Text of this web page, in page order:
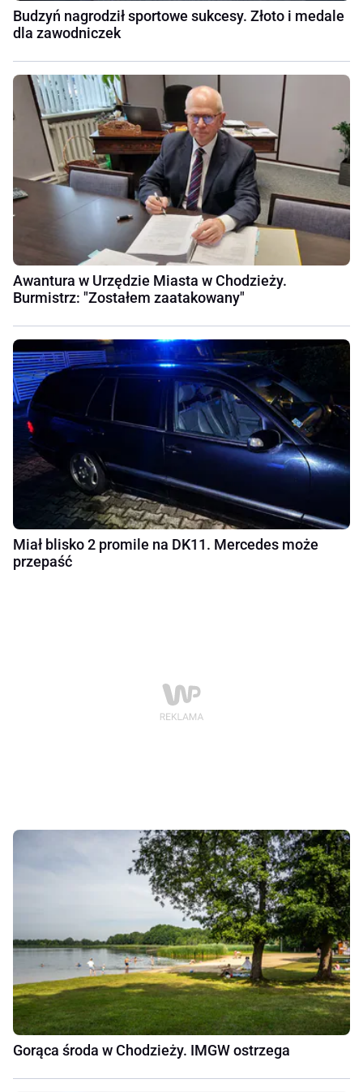
Budzyń nagrodził sportowe sukcesy. Złoto i medale
dla zawodniczek
Awantura w Urzędzie Miasta w Chodzieży.
Burmistrz: "Zostałem zaatakowany"
Miał blisko 2 promile na DK11. Mercedes może
przepaść
Gorąca środa w Chodzieży. IMGW ostrzega